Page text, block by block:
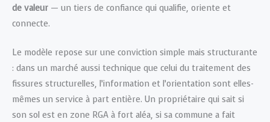
de valeur — un tiers de confiance qui qualifie, oriente et
connecte.
Le modèle repose sur une conviction simple mais structurante
: dans un marché aussi technique que celui du traitement des
fissures structurelles, l’information et l’orientation sont elles-
mêmes un service à part entière. Un propriétaire qui sait si
son sol est en zone RGA à fort aléa, si sa commune a fait